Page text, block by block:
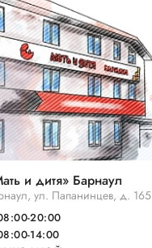
и дитя» Барнаул
ул. Папанинцев, д. 165
20:00
14:00